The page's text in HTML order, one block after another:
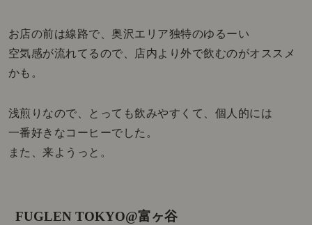
お店の前は線路で、奥沢エリア独特のゆるーい
空気感が流れてるので、店内より外で飲むのがオススメ
かも。
浅煎りなので、とっても飲みやすくて、個人的には
一番好きなコーヒーでした。
また、来ようっと。
FUGLEN TOKYO@富ヶ谷